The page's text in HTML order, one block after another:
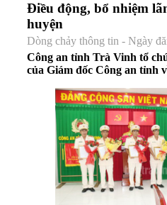
Điều động, bổ nhiệm
huyện
Dòng chảy thông tin - Ngày
Công an tỉnh Trà Vinh tổ
của Giám đốc Công an tỉnh